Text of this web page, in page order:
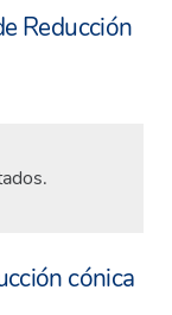
Reducción
cónica